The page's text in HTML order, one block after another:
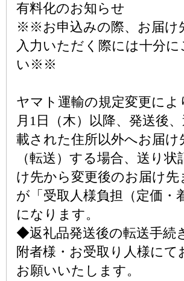
有料化のお知らせ
※※お申込みの際、お届け
入力いただく際には十分に
い※※
ヤマト運輸の規定変更によ
月1日（木）以降、発送後
載された住所以外へお届け
（転送）する場合、送り状
け先から変更後のお届け先
が「受取人様負担（定価・
になります。
◆返礼品発送後の転送手続
附者様・お受取り人様にて
お願いいたします。